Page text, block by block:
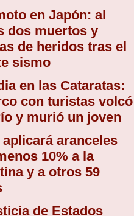
en Japón: al
dos muertos y
de heridos tras el
sismo
en las Cataratas:
con turistas volcó
y murió un joven
aplicará aranceles
10% a la
y a otros 59
de Estados